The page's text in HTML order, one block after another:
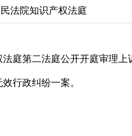
法院知识产权法庭
庭第二法庭公开开庭审理
行政纠纷一案。